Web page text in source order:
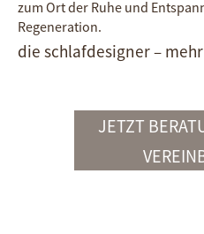
zum Ort der Ruhe und
Regeneration.
die schlafdesigner –
JETZT